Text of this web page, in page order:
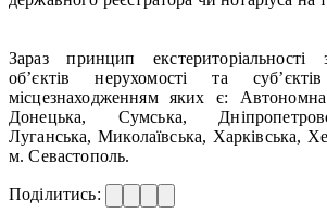
Зараз принцип екстериторіальності
об’єктів нерухомості та
місцезнаходженням яких є:
Донецька, Сумська,
Луганська, Миколаївська, Харківська,
м. Севастополь.
Поділитись: